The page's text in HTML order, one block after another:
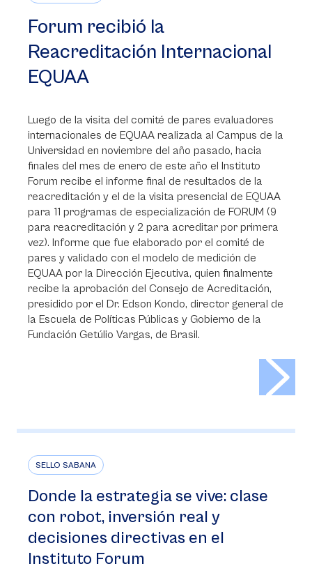
Forum recibió la
Reacreditación Internacional
EQUAA
Luego de la visita del comité de pares evaluadores
internacionales de EQUAA realizada al Campus de la
Universidad en noviembre del año pasado, hacia
finales del mes de enero de este año el Instituto
Forum recibe el informe final de resultados de la
reacreditación y el de la visita presencial de EQUAA
para 11 programas de especialización de FORUM (9
para reacreditación y 2 para acreditar por primera
vez). Informe que fue elaborado por el comité de
pares y validado con el modelo de medición de
EQUAA por la Dirección Ejecutiva, quien finalmente
recibe la aprobación del Consejo de Acreditación,
presidido por el Dr. Edson Kondo, director general de
la Escuela de Políticas Públicas y Gobierno de la
Fundación Getúlio Vargas, de Brasil.
SELLO SABANA
Donde la estrategia se vive: clase
con robot, inversión real y
decisiones directivas en el
Instituto Forum